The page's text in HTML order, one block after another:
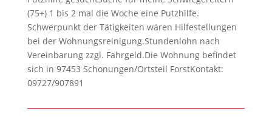
(75+) 1 bis 2 mal die Woche eine Putzhilfe.
Schwerpunkt der Tätigkeiten wären Hilfestellungen
bei der Wohnungsreinigung.Stundenlohn nach
Vereinbarung zzgl. Fahrgeld.Die Wohnung befindet
sich in 97453 Schonungen/Ortsteil ForstKontakt:
09727/907891